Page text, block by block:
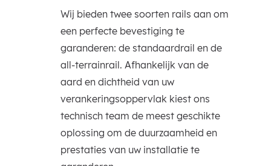
Wij bieden twee soorten rails aan om
een perfecte bevestiging te
garanderen: de standaardrail en de
all-terrainrail. Afhankelijk van de
aard en dichtheid van uw
verankeringsoppervlak kiest ons
technisch team de meest geschikte
oplossing om de duurzaamheid en
prestaties van uw installatie te